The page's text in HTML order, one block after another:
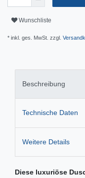
Wunschliste
* inkl. ges. MwSt. zzgl.
Beschreibung
Technische Daten
Weitere Details
Diese luxuriöse